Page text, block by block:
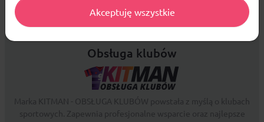
Platforma B2B zapewnia profesjonalną obsługę biznesową i
najlepsze ceny dla odbiorców hurtowych.
Obsługa klubów
Akceptuję wszystkie